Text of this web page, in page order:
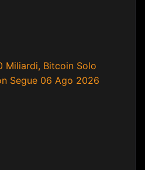
Miliardi, Bitcoin Solo
Segue 06 Ago 2026